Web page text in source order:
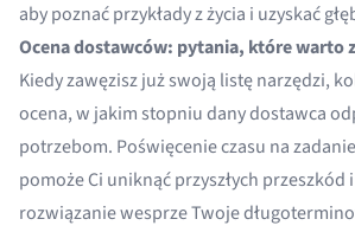
aby poznać przykłady z życia i uzyskać
Ocena dostawców: pytania, które warto
Kiedy zawęzisz już swoją listę narzędzi,
ocena, w jakim stopniu dany dostawca
potrzebom. Poświęcenie czasu na
pomoże Ci uniknąć przyszłych przeszkód
rozwiązanie wesprze Twoje